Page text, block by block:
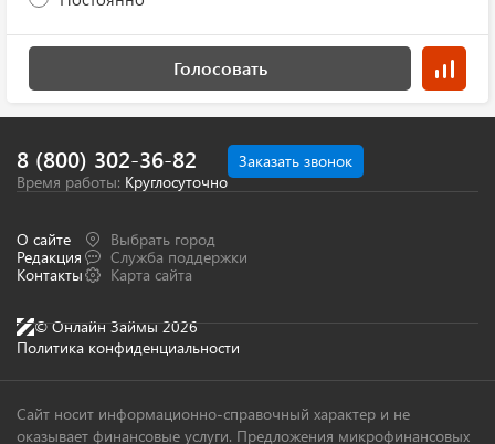
Голосовать
© Онлайн Займы 2026
Политика конфиденциальности
О сайте
Редакция
Контакты
Выбрать город
Служба поддержки
Карта сайта
Заказать звонок
8 (800) 302-36-82
Время работы: Круглосуточно
Сайт носит информационно-справочный характер и не
оказывает финансовые услуги. Предложения микрофинансовых